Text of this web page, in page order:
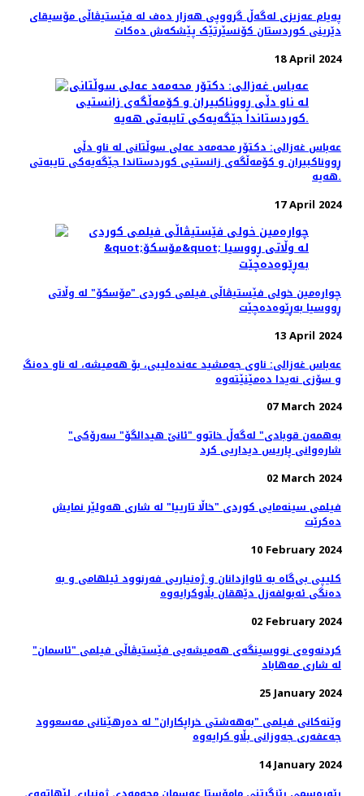
پەیام عەزیزی لەگەڵ گرووپی هەزار دەف لە فێستیڤاڵی مۆسیقای
دێرینی کوردستان کۆنسێرتێک پێشکەش دەکات
18 April 2024
عه‌باس غه‌زالی: دکتۆر محەمەد عەلی سوڵتانی لە ناو دڵی
ڕووناکبیران و کۆمەڵگەی زانستیی کوردستاندا جێگەیەکی تایبەتی
هەیە.
17 April 2024
چواره‌مین خولی فێستیڤاڵی فیلمی کوردی "مۆسکۆ" لە وڵاتی
ڕووسیا بەڕێوەده‌چێت
13 April 2024
عەباس غەزالی: ناوی جەمشید عەندەلیبی، بۆ هەمیشە، لە ناو دەنگ
و سۆزی نەیدا دەمێنێتەوە
07 March 2024
"به‌همه‌ن قوبادی" له‌گه‌ڵ خاتوو "ئانێ هیدالگۆ" سه‌رۆکی
شاره‌وانی پاریس دیداریی کرد
02 March 2024
فیلمی سینه‌مایی کوردی "خاڵا تارییا" لە شاری هه‌ولێر نمایش
ده‌کرێت
10 February 2024
کلیپی بی‌گاە بە ئاوازدانان و ژه‌نیاریی فه‌رنوود ئیلهامی و به‌
دەنگی ئەبولفەزل دێهقان بڵاوکرایەوە
02 February 2024
کردنەوەی نووسینگه‌ی هەمیشەیی فێستیڤاڵی فیلمی "ئاسمان"
لە شاری مەهاباد
25 January 2024
وێنەکانی فیلمی "به‌هه‌شتی خراپکاران" لە دەرهێنانی مەسعوود
جەعفەری جه‌وزانی بڵاو کرایەوە
14 January 2024